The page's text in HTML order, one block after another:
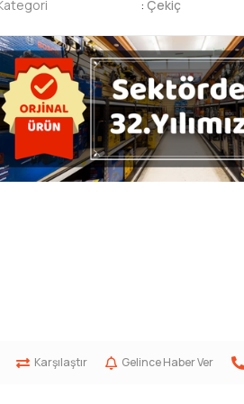
:Çekiç
Karşılaştır Gelince Haber Ver